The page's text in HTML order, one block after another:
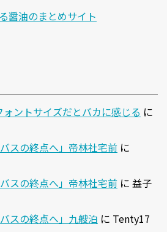
醤油のまとめサイト
ントサイズだとバカに感じる に
スの終点へ」帝林社宅前 に
スの終点へ」帝林社宅前 に 益子
スの終点へ」九艘泊 に Tenty17